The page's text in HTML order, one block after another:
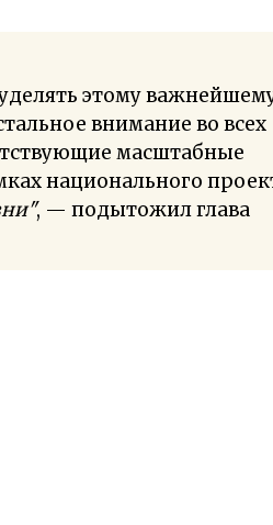
этому
внимание во всех
масштабные
национального
, — подытожил глава